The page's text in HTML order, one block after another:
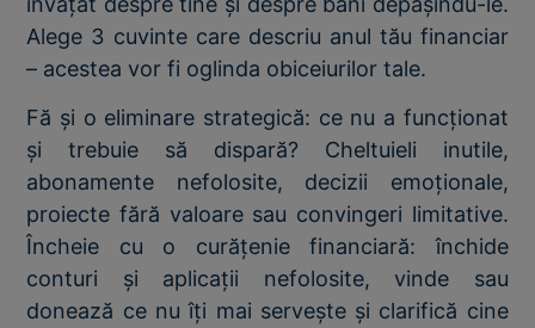
Alege 3 cuvinte care descriu anul tău financiar
– acestea vor fi oglinda obiceiurilor tale.
Fă și o eliminare strategică: ce nu a funcționat
și trebuie să dispară? Cheltuieli inutile,
abonamente nefolosite, decizii emoționale,
proiecte fără valoare sau convingeri limitative.
Încheie cu o curățenie financiară: închide
conturi și aplicații nefolosite, vinde sau
donează ce nu îți mai servește și clarifică cine